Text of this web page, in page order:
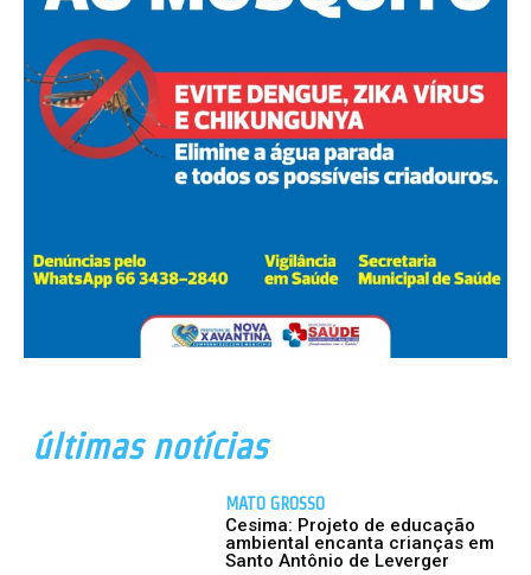
últimas notícias
MATO GROSSO
Cesima: Projeto de educação
ambiental encanta crianças em
Santo Antônio de Leverger